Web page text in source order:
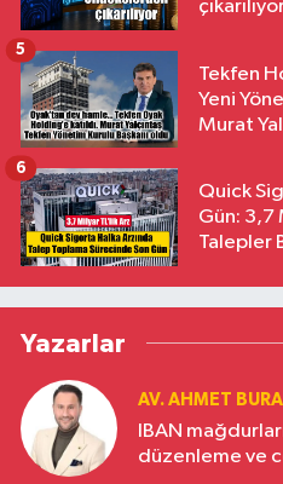
Tekfen
Yeni
Murat
5
Quick
Gün: 3,7
Talepler
6
Yazarlar
AV. AHMET
IBAN
düzenleme ve